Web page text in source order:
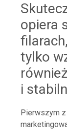
opiera
tylko
i
Pierwszym